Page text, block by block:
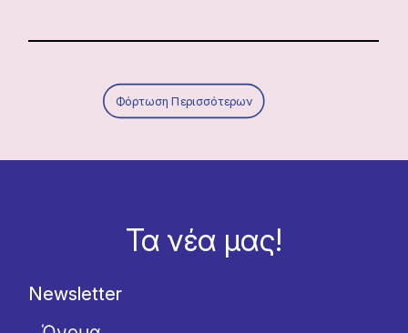
Φόρτωση Περισσότερων
Τα νέα μας!
Newsletter